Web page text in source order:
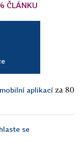
ČLÁNKU
aplikací za 80
se